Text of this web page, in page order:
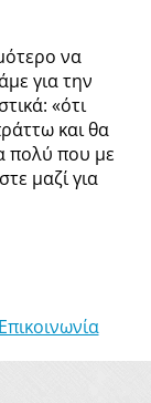
να
για την
«ότι
και θα
πολύ που με
μαζί για
Επικοινωνία